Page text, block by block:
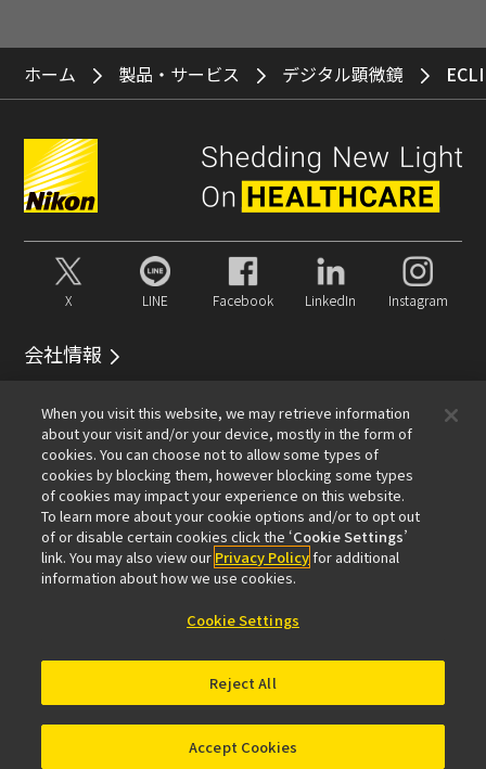
ホーム 製品・サービス デジタル顕微鏡
X LINE Facebook LinkedIn Instagram
会社情報
顕微鏡事業100周年
おすすめリンク
メールマガジン登録対物レンズセレクターPubScope
OEMNikon Small World
MicroscopyU
NIKON JOICO AWARD
インダストリー製品（インダストリアルソリューション
FPD露光装置（FPD装置事業）
When you visit this website, we may retrieve information
about your visit and/or your device, mostly in the form of
cookies. You can choose not to allow some types of
cookies by blocking them, however blocking some types
of cookies may impact your experience on this website.
To learn more about your cookie options and/or to opt out
of or disable certain cookies click the ‘Cookie Settings’
link. You may also view our Privacy Policyfor additional
information about how we use cookies.
Cookie Settings
Reject All
Accept Cookies